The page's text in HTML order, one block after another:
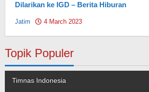
Dilarikan ke IGD – Berita Hiburan
Jatim 4 March 2023
Topik Populer
Timnas Indonesia